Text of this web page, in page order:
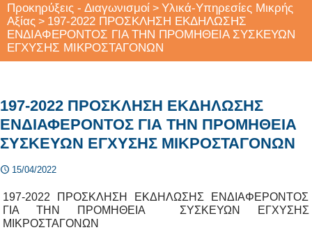
Προκηρύξεις - Διαγωνισμοί > Υλικά-Υπηρεσίες Μικρής
Αξίας > 197-2022 ΠΡΟΣΚΛΗΣΗ ΕΚΔΗΛΩΣΗΣ
ΕΝΔΙΑΦΕΡΟΝΤΟΣ ΓΙΑ ΤΗΝ ΠΡΟΜΗΘΕΙΑ ΣΥΣΚΕΥΩΝ
ΕΓΧΥΣΗΣ ΜΙΚΡΟΣΤΑΓΟΝΩΝ
197-2022 ΠΡΟΣΚΛΗΣΗ ΕΚΔΗΛΩΣΗΣ
ΕΝΔΙΑΦΕΡΟΝΤΟΣ ΓΙΑ ΤΗΝ ΠΡΟΜΗΘΕΙΑ
ΣΥΣΚΕΥΩΝ ΕΓΧΥΣΗΣ ΜΙΚΡΟΣΤΑΓΟΝΩΝ
15/04/2022
197-2022 ΠΡΟΣΚΛΗΣΗ ΕΚΔΗΛΩΣΗΣ ΕΝΔΙΑΦΕΡΟΝΤΟΣ
ΓΙΑ ΤΗΝ ΠΡΟΜΗΘΕΙΑ ΣΥΣΚΕΥΩΝ ΕΓΧΥΣΗΣ
ΜΙΚΡΟΣΤΑΓΟΝΩΝ